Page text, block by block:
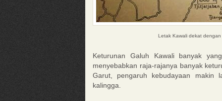
Letak Kawali dekat
Keturunan Galuh Kawali banyak
menyebabkan raja-rajanya banyak
Garut, pengaruh kebudayaan makin
kalingga.